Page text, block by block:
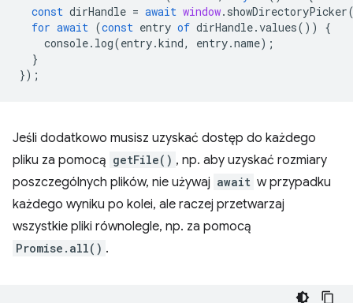
const dirHandle = await window. showDirectoryPicker
for await (const entry of dirHandle.values())
{
console. log(entry.kind, entry.name);
}
});
Jeśli dodatkowo musisz uzyskać dostęp do każdego
pliku za pomocą getFile() , np. aby uzyskać rozmiary
poszczególnych plików, nie używaj await w przypadku
każdego wyniku po kolei, ale raczej przetwarzaj
wszystkie pliki równolegle, np. za pomocą
Promise.all() .